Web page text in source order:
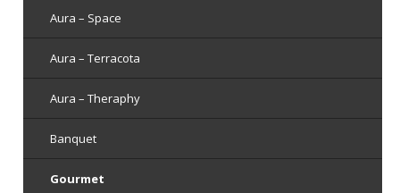
Aura – Space
Aura – Terracota
Aura – Theraphy
Banquet
Gourmet